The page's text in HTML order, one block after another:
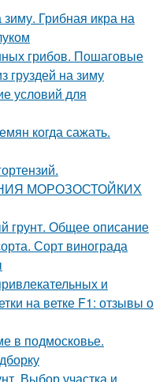
Грибная икра на
грибов. Пошаговые
груздей на зиму
условий для
когда сажать.
МОРОЗОСТОЙКИХ
грунт. Общее описание
Сорт винограда
и
на ветке F1: отзывы о
в подмосковье.